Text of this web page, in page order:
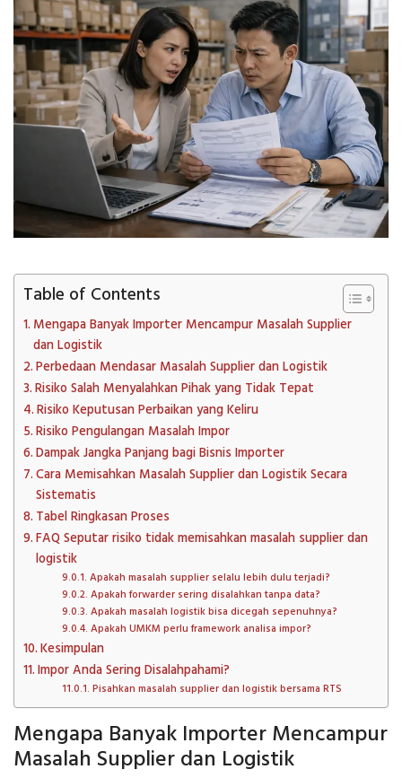
Table of Contents
Mengapa Banyak Importer Mencampur Masalah Supplier
dan Logistik
Perbedaan Mendasar Masalah Supplier dan Logistik
Risiko Salah Menyalahkan Pihak yang Tidak Tepat
Risiko Keputusan Perbaikan yang Keliru
Risiko Pengulangan Masalah Impor
Dampak Jangka Panjang bagi Bisnis Importer
Cara Memisahkan Masalah Supplier dan Logistik Secara
Sistematis
Tabel Ringkasan Proses
FAQ Seputar risiko tidak memisahkan masalah supplier dan
logistik
Apakah masalah supplier selalu lebih dulu terjadi?
Apakah forwarder sering disalahkan tanpa data?
Apakah masalah logistik bisa dicegah sepenuhnya?
Apakah UMKM perlu framework analisa impor?
Kesimpulan
Impor Anda Sering Disalahpahami?
Pisahkan masalah supplier dan logistik bersama RTS
Mengapa Banyak Importer Mencampur
Masalah Supplier dan Logistik